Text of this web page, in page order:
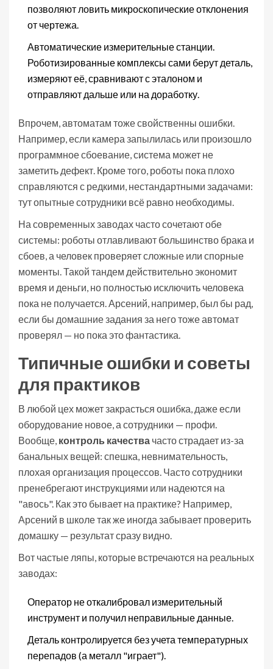
позволяют ловить микроскопические отклонения
от чертежа.
Автоматические измерительные станции.
Роботизированные комплексы сами берут деталь,
измеряют её, сравнивают с эталоном и
отправляют дальше или на доработку.
Впрочем, автоматам тоже свойственны ошибки.
Например, если камера запылилась или произошло
программное сбоевание, система может не
заметить дефект. Кроме того, роботы пока плохо
справляются с редкими, нестандартными задачами:
тут опытные сотрудники всё равно необходимы.
На современных заводах часто сочетают обе
системы: роботы отлавливают большинство брака и
сбоев, а человек проверяет сложные или спорные
моменты. Такой тандем действительно экономит
время и деньги, но полностью исключить человека
пока не получается. Арсений, например, был бы рад,
если бы домашние задания за него тоже автомат
проверял — но пока это фантастика.
Типичные ошибки и советы
для практиков
В любой цех может закрасться ошибка, даже если
оборудование новое, а сотрудники — профи.
Вообще, контроль качества часто страдает из-за
банальных вещей: спешка, невнимательность,
плохая организация процессов. Часто сотрудники
пренебрегают инструкциями или надеются на
"авось". Как это бывает на практике? Например,
Арсений в школе так же иногда забывает проверить
домашку — результат сразу видно.
Вот частые ляпы, которые встречаются на реальных
заводах:
Оператор не откалибровал измерительный
инструмент и получил неправильные данные.
Деталь контролируется без учета температурных
перепадов (а металл "играет").